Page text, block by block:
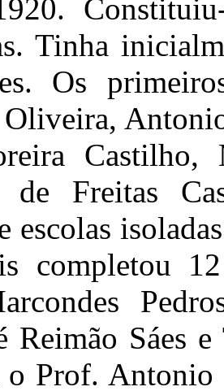
Tinha
Os
Oliveira,
Castilho,
de Freitas
escolas
completou
Reimão Sáes
Prof. Antonio